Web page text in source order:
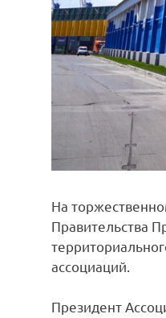
На
Правительства
ассоциаций.
Президент